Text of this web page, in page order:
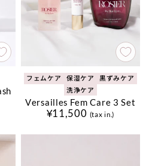
フェムケア 保湿ケア
黒ずみケア
洗浄ケア
Versailles Fem Care 3 Set
¥11,500 (tax in.)